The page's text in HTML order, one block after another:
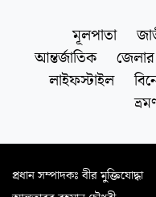
মূলপাতা
আন্তর্জাতিক
লাইফস্টাইল
প্রধান সম্পাদকঃ বীর মুক্তিযোদ্ধা